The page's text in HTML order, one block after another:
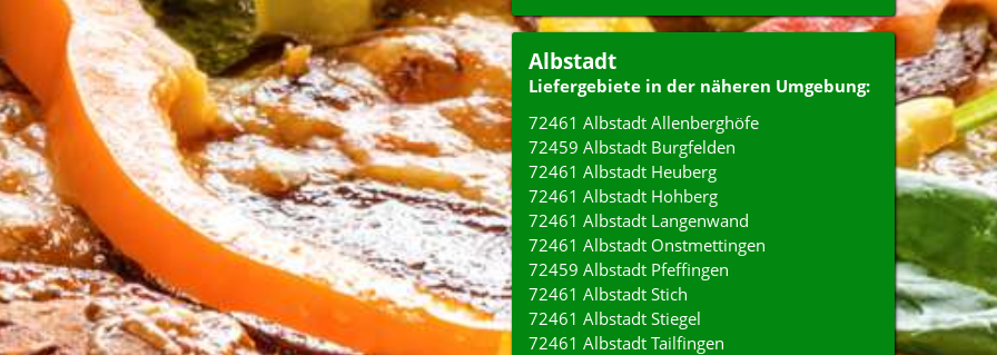
Albstadt
Liefergebiete in der näheren Umgebung:
72461 Albstadt Allenberghöfe
72459 Albstadt Burgfelden
72461 Albstadt Heuberg
72461 Albstadt Hohberg
72461 Albstadt Langenwand
72461 Albstadt Onstmettingen
72459 Albstadt Pfeffingen
72461 Albstadt Stich
72461 Albstadt Stiegel
72461 Albstadt Tailfingen